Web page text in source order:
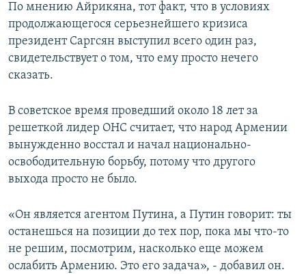
По мнению Айрикяна, тот факт, что в условиях
продолжающегося серьезнейшего кризиса
президент Саргсян выступил всего один раз,
свидетельствует о том, что ему просто нечего
сказать.
В советское время проведший около 18 лет за
решеткой лидер ОНС считает, что народ Армении
вынужденно восстал и начал национально-
освободительную борьбу, потому что другого
выхода просто не было.
«Он является агентом Путина, а Путин говорит: ты
останешься на позиции до тех пор, пока мы что-то
не решим, посмотрим, насколько еще можем
ослабить Армению. Это его задача», - добавил он.